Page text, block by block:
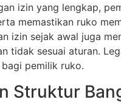
izin yang lengkap,
memastikan ruko
izin sejak awal juga
tidak sesuai aturan.
pemilik ruko.
Struktur